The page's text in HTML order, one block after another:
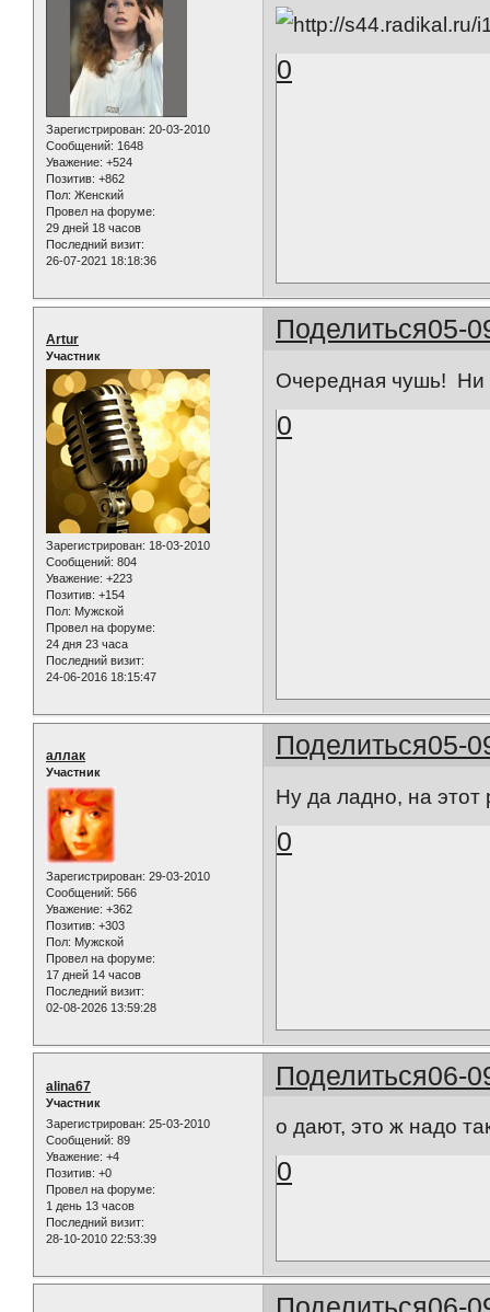
Зарегистрирован: 20-03-2010
Сообщений: 1648
Уважение: +524
Позитив: +862
Пол: Женский
Провел на форуме:
29 дней 18 часов
Последний визит:
26-07-2021 18:18:36
0
Поделиться05-
Artur
Участник
Зарегистрирован: 18-03-2010
Сообщений: 804
Уважение: +223
Позитив: +154
Пол: Мужской
Провел на форуме:
24 дня 23 часа
Последний визит:
24-06-2016 18:15:47
Очередная чушь! Ни
0
Поделиться05-
аллак
Участник
Зарегистрирован: 29-03-2010
Сообщений: 566
Уважение: +362
Позитив: +303
Пол: Мужской
Провел на форуме:
17 дней 14 часов
Последний визит:
02-08-2026 13:59:28
Ну да ладно, на этот
0
Поделиться06-
alina67
Участник
Зарегистрирован: 25-03-2010
Сообщений: 89
Уважение: +4
Позитив: +0
Провел на форуме:
1 день 13 часов
Последний визит:
28-10-2010 22:53:39
о дают, это ж надо
0